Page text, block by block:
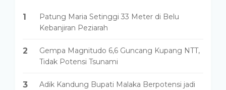
1
Patung Maria Setinggi 33 Meter di Belu
Kebanjiran Peziarah
2
Gempa Magnitudo 6,6 Guncang Kupang NTT,
Tidak Potensi Tsunami
3
Adik Kandung Bupati Malaka Berpotensi jadi